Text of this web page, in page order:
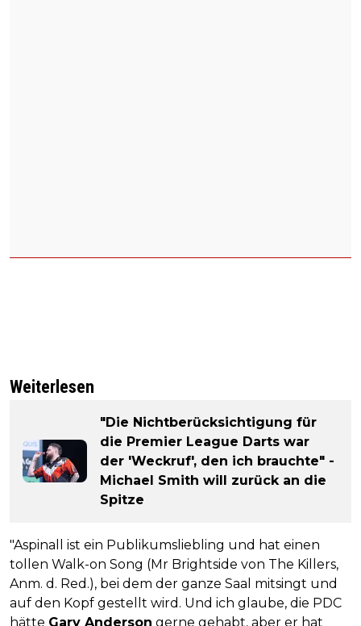
Weiterlesen
"Die Nichtberücksichtigung für
die Premier League Darts war
der 'Weckruf', den ich brauchte" -
Michael Smith will zurück an die
Spitze
"Aspinall ist ein Publikumsliebling und hat einen
tollen Walk-on Song (Mr Brightside von The Killers,
Anm. d. Red.), bei dem der ganze Saal mitsingt und
auf den Kopf gestellt wird. Und ich glaube, die PDC
hätte Gary Anderson gerne gehabt, aber er hat